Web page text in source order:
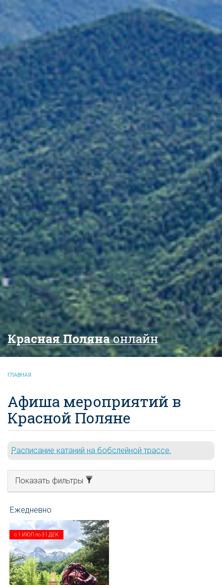
Красная Полянаонлайн
ГЛАВНАЯ
Афиша мероприятий в
Красной Поляне
Расписание катаний на бобслейной трассе.
Показать фильтры
с 1 ИЮЛ по31 ДЕК